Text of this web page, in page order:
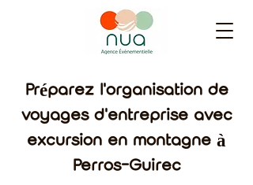
Préparez l'organisation de
voyages d'entreprise avec
excursion en montagne à
Perros-Guirec